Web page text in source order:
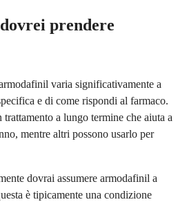
prendere
varia significativamente a
e di come rispondi al farmaco.
a lungo termine che aiuta a
mentre altri possono usarlo per
dovrai assumere armodafinil a
è tipicamente una condizione